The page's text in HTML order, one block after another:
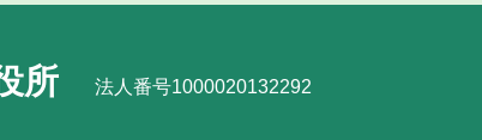
所 法人番号1000020132292